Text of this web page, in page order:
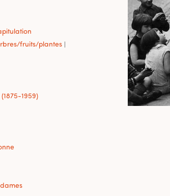
fruits/plantes |
1959)